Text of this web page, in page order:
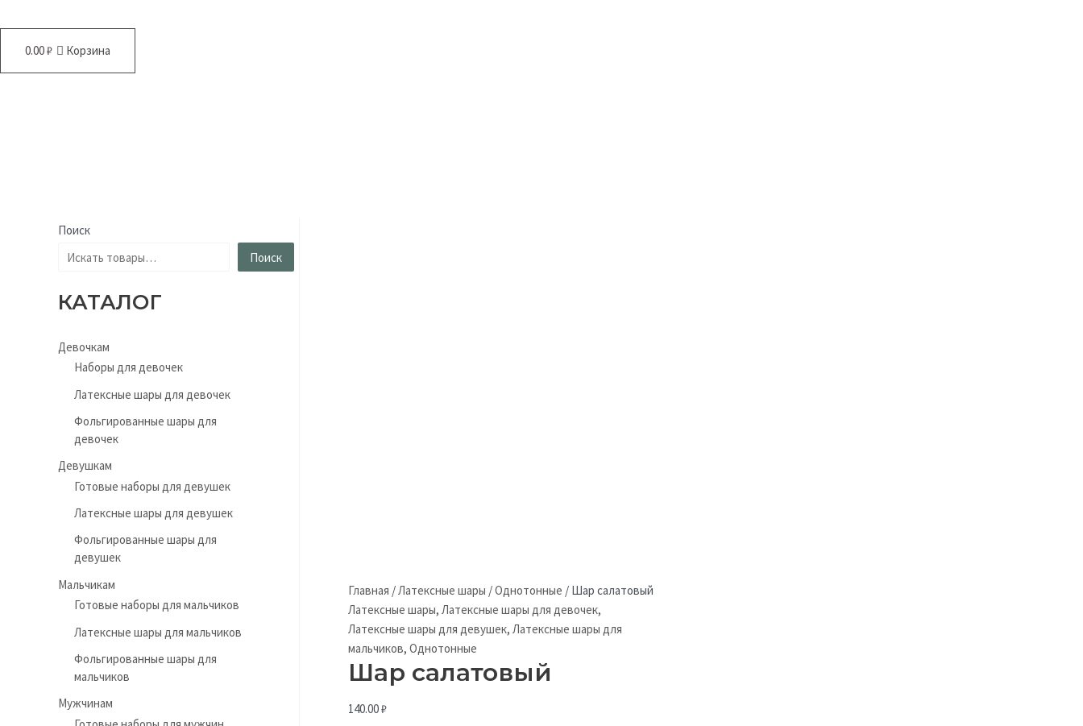
0.00₽ Корзина
Поиск
Поиск
КАТАЛОГ
Девочкам
Наборы для девочек
Латексные шары для девочек
Фольгированные шары для
девочек
Девушкам
Готовые наборы для девушек
Латексные шары для девушек
Фольгированные шары для
девушек
Мальчикам
Готовые наборы для мальчиков
Латексные шары для мальчиков
Фольгированные шары для
мальчиков
Мужчинам
Главная /Латексные шары /Однотонные / Шар салатовый
Латексные шары, Латексные шары для девочек,
Латексные шары для девушек, Латексные шары для
мальчиков, Однотонные
Шар салатовый
140.00₽